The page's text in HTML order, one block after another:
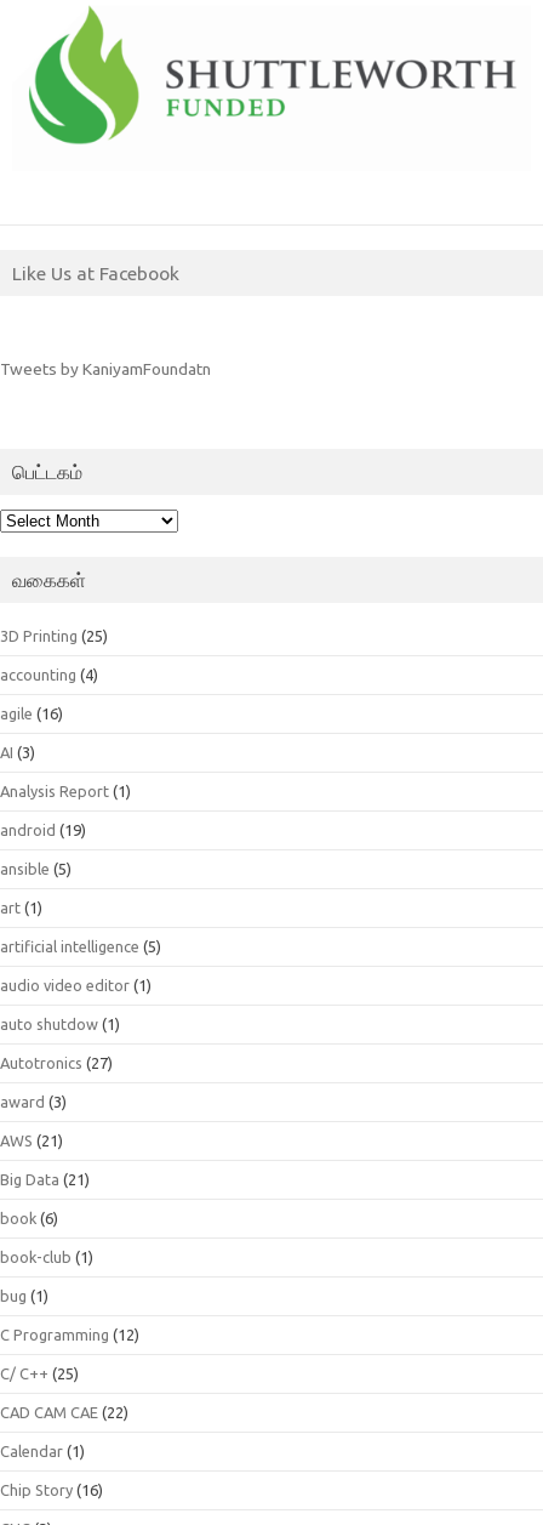
Like Us at Facebook
Tweets by KaniyamFoundatn
பெட்டகம்
பெட்டகம்
வகைகள்
3D Printing (25)
accounting (4)
agile (16)
AI (3)
Analysis Report (1)
android (19)
ansible (5)
art (1)
artificial intelligence (5)
audio video editor (1)
auto shutdow (1)
Autotronics (27)
award (3)
AWS (21)
Big Data (21)
book (6)
book-club (1)
bug (1)
C Programming (12)
C/ C++ (25)
CAD CAM CAE (22)
Calendar (1)
Chip Story (16)